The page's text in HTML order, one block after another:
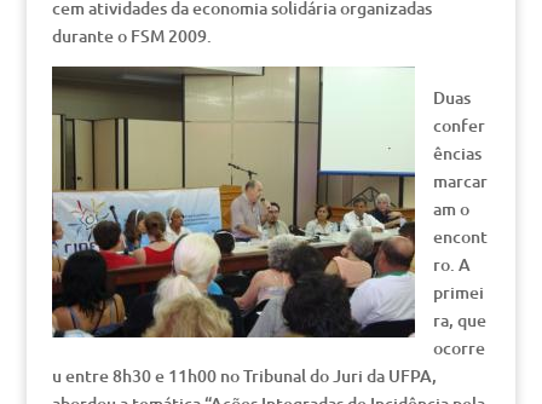
cem atividades da economia solidária organizadas
durante o FSM 2009.
Duas
confer
ências
marcar
am o
encont
ro. A
primei
ra, que
ocorre
u entre 8h30 e 11h00 no Tribunal do Juri da UFPA,